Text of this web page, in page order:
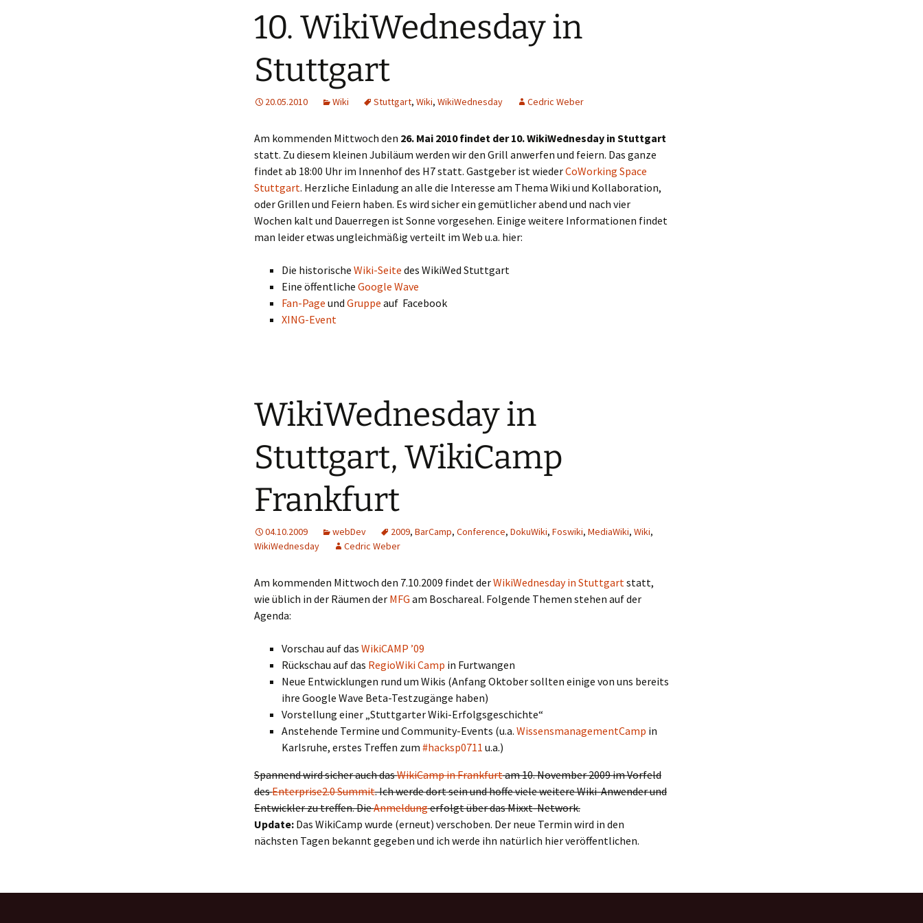
10. WikiWednesday in
Stuttgart
20.05.2010 Wiki Stuttgart, Wiki, WikiWednesday Cedric Weber
Am kommenden Mittwoch den 26. Mai 2010 findet der 10. WikiWednesday in Stuttgart
statt. Zu diesem kleinen Jubiläum werden wir den Grill anwerfen und feiern. Das ganze
findet ab 18:00 Uhr im Innenhof des H7 statt. Gastgeber ist wiederCoWorking Space
Stuttgart. Herzliche Einladung an alle die Interesse am Thema Wiki und Kollaboration,
oder Grillen und Feiern haben. Es wird sicher ein gemütlicher abend und nach vier
Wochen kalt und Dauerregen ist Sonne vorgesehen. Einige weitere Informationen findet
man leider etwas ungleichmäßig verteilt im Web u.a. hier:
Die historische Wiki-Seite des WikiWed Stuttgart
Eine öffentliche Google Wave
Fan-Page und Gruppe auf Facebook
XING-Event
WikiWednesday in
Stuttgart, WikiCamp
Frankfurt
04.10.2009 webDev 2009, BarCamp, Conference, DokuWiki, Foswiki, MediaWiki, Wiki,
WikiWednesday
Cedric Weber
Am kommenden Mittwoch den 7.10.2009 findet derWikiWednesday in Stuttgartstatt,
wie üblich in der Räumen der MFG am Boschareal. Folgende Themen stehen auf der
Agenda:
Vorschau auf das WikiCAMP ’09
Rückschau auf das RegioWiki Camp in Furtwangen
Neue Entwicklungen rund um Wikis (Anfang Oktober sollten einige von uns bereits
ihre Google Wave Beta-Testzugänge haben)
Vorstellung einer „Stuttgarter Wiki-Erfolgsgeschichte“
Anstehende Termine und Community-Events (u.a. WissensmanagementCamp in
Karlsruhe, erstes Treffen zum #hacksp0711 u.a.)
Spannend wird sicher auch dasWikiCamp in Frankfurtam 10. November 2009 im Vorfeld
desEnterprise2.0 Summit. Ich werde dort sein und hoffe viele weitere Wiki-Anwender und
Entwickler zu treffen. DieAnmeldungerfolgt über das Mixxt-Network.
Update: Das WikiCamp wurde (erneut) verschoben. Der neue Termin wird in den
nächsten Tagen bekannt gegeben und ich werde ihn natürlich hier veröffentlichen.